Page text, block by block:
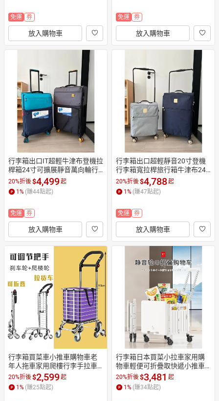
免運 券
放入購物車
免運 券
放入購物車
行李箱出口IT超輕牛津布登機拉
桿箱24寸可擴展靜音萬向輪行
李箱28旅行箱
20%折後$4,499起
1% (賺44點起)
免運 券
放入購物車
行李箱出口超輕靜音20寸登機
行李箱寬拉桿旅行箱牛津布24
萬向輪密碼箱
20%折後$4,788起
1% (賺47點起)
免運 券
放入購物車
行李箱買菜車小推車購物車老
年人拖車家用爬樓行李手拉車
折疊便攜拉桿車
20%折後$2,599起
1 % (賺25點起)
行李箱日本買菜小拉車家用購
物車輕便可折疊取快遞小推車
便攜式手拉拖車
20%折後$3,481 起
1 % (賺34點起)